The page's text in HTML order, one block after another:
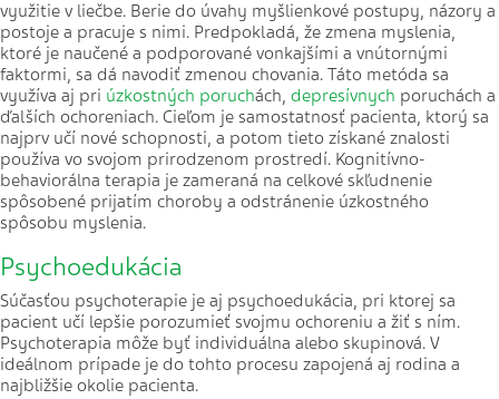
využitie v liečbe. Berie do úvahy myšlienkové postupy, názory a
postoje a pracuje s nimi. Predpokladá, že zmena myslenia,
ktoré je naučené a podporované vonkajšími a vnútornými
faktormi, sa dá navodiť zmenou chovania. Táto metóda sa
využíva aj pri úzkostných poruchách, depresívnych poruchách a
ďalších ochoreniach. Cieľom je samostatnosť pacienta, ktorý sa
najprv učí nové schopnosti, a potom tieto získané znalosti
používa vo svojom prirodzenom prostredí. Kognitívno-
behaviorálna terapia je zameraná na celkové skľudnenie
spôsobené prijatím choroby a odstránenie úzkostného
spôsobu myslenia.
Psychoedukácia
Súčasťou psychoterapie je aj psychoedukácia, pri ktorej sa
pacient učí lepšie porozumieť svojmu ochoreniu a žiť s ním.
Psychoterapia môže byť individuálna alebo skupinová. V
ideálnom prípade je do tohto procesu zapojená aj rodina a
najbližšie okolie pacienta.